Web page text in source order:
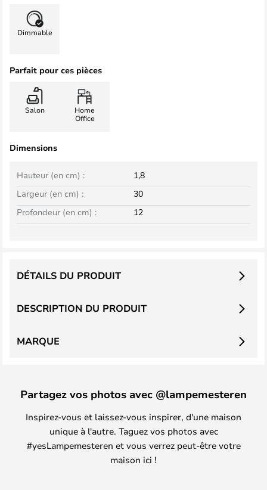
Dimmable
Parfait pour ces pièces
Salon
Home
Office
Dimensions
Largeur (en cm) : 30
Hauteur (en cm) : 1,8
Profondeur (en cm) : 12
DESCRIPTION DU PRODUIT
DÉTAILS DU PRODUIT
MARQUE
Partagez vos photos avec @lampemesteren
Inspirez-vous et laissez-vous inspirer, d'une maison
unique à l'autre. Taguez vos photos avec
#yesLampemesteren et vous verrez peut-être votre
maison ici !